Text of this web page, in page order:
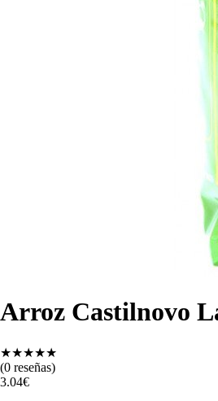
Arroz Castilnovo
★★★★★
(0 reseñas)
3.04€